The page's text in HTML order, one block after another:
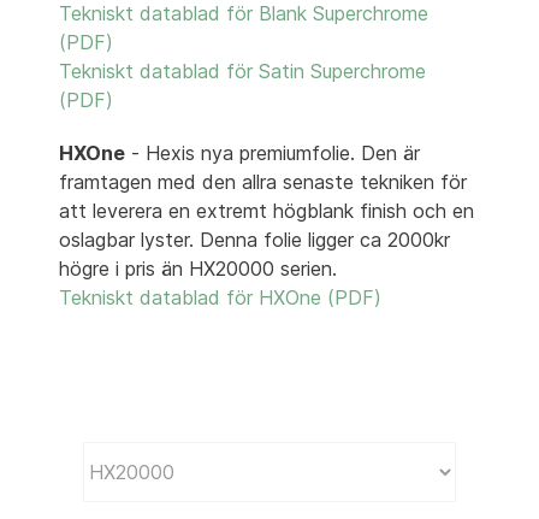
Tekniskt datablad för Blank Superchrome
(PDF)
Tekniskt datablad för Satin Superchrome
(PDF)
HXOne - Hexis nya premiumfolie. Den är
framtagen med den allra senaste tekniken för
att leverera en extremt högblank finish och en
oslagbar lyster. Denna folie ligger ca 2000kr
högre i pris än HX20000 serien.
Tekniskt datablad för HXOne (PDF)